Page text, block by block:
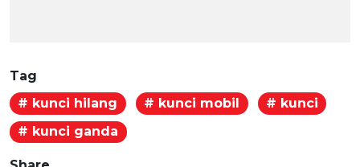
Tag
# kunci hilang
# kunci mobil
# kunci
# kunci ganda